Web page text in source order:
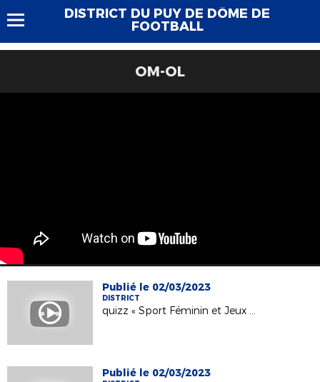
DISTRICT DU PUY DE DÔME DE
FOOTBALL
OM-OL
Publié le 02/03/2023
DISTRICT
quizz « Sport Féminin et Jeux Olympiques »
Publié le 02/03/2023